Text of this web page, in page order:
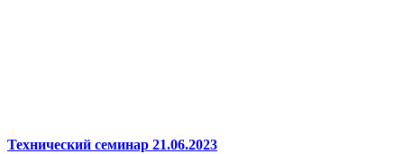
Технический семинар 21.06.2023